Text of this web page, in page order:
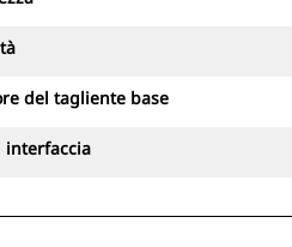
del tagliente base
interfaccia